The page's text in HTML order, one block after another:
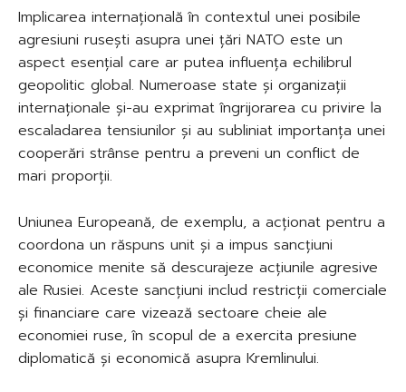
Implicarea internațională în contextul unei posibile
agresiuni rusești asupra unei țări NATO este un
aspect esențial care ar putea influența echilibrul
geopolitic global. Numeroase state și organizații
internaționale și-au exprimat îngrijorarea cu privire la
escaladarea tensiunilor și au subliniat importanța unei
cooperări strânse pentru a preveni un conflict de
mari proporții.
Uniunea Europeană, de exemplu, a acționat pentru a
coordona un răspuns unit și a impus sancțiuni
economice menite să descurajeze acțiunile agresive
ale Rusiei. Aceste sancțiuni includ restricții comerciale
și financiare care vizează sectoare cheie ale
economiei ruse, în scopul de a exercita presiune
diplomatică și economică asupra Kremlinului.